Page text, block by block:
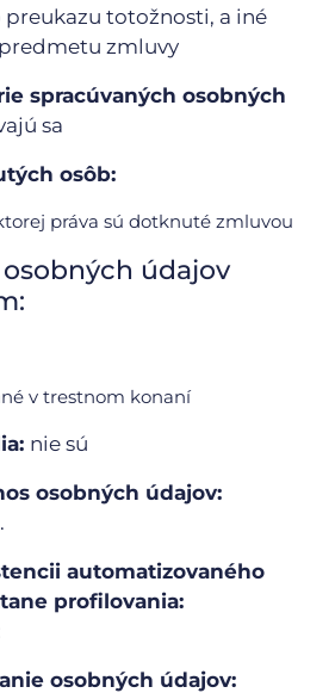
preukazu totožnosti, a iné
zmluvy
spracúvaných osobných
sa
osôb:
práva sú dotknuté zmluvou
údajov
v trestnom konaní
nie sú
osobných údajov:
automatizovaného
profilovania:
osobných údajov: